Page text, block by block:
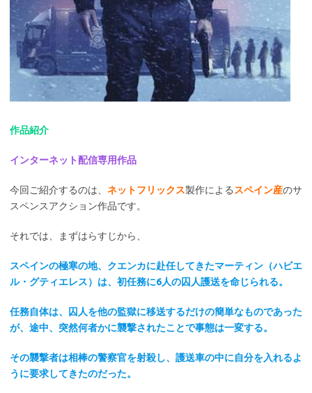
作品紹介
インターネット配信専用作品
今回ご紹介するのは、 ネットフリックス製作によるスペイン産のサ
スペンスアクション作品です。
それでは、まずはらすじから、
スペインの極寒の地、クエンカに赴任してきたマーティン（ハビエ
ル・グティエレス）は、初任務に6人の囚人護送を命じられる。
任務自体は、囚人を他の監獄に移送するだけの簡単なものであった
が、途中、突然何者かに襲撃されたことで事態は一変する。
その襲撃者は相棒の警察官を射殺し、護送車の中に自分を入れるよ
うに要求してきたのだった。